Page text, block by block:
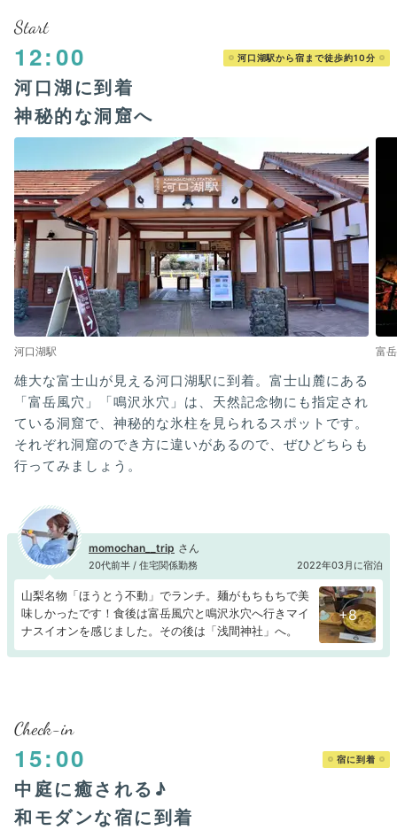
Start
12:00 河口湖駅から宿まで徒歩約10分
河口湖に到着
神秘的な洞窟へ
河口湖駅 富
雄大な富士山が見える河口湖駅に到着。富士山麓にある
「富岳風穴」「鳴沢氷穴」は、天然記念物にも指定され
ている洞窟で、神秘的な氷柱を見られるスポットです。
それぞれ洞窟のでき方に違いがあるので、ぜひどちらも
行ってみましょう。
momochan__trip
20代前半 / 住宅関係勤務 2022年03月に宿泊
山梨名物「ほうとう不動」でランチ。麺がもちもちで美
味しかったです！食後は富岳風穴と鳴沢氷穴へ行きマイ
ナスイオンを感じました。その後は「浅間神社」へ。
+8
Check-in
15:00 宿に到着
中庭に癒される♪
和モダンな宿に到着